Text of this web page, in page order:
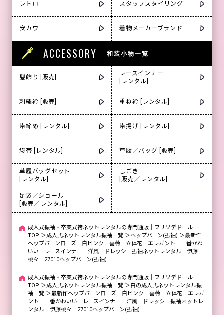
レトロ スタッフスタイリング
安カワ 着物メーカーブランド
ACCESSORY 和装小物一覧
髪飾り [販売]
レースインナー
[レンタル]
刺繍衿 [販売] 重ね衿 [レンタル]
帯締め [レンタル] 帯揚げ [レンタル]
袋帯 [レンタル] 草履／バッグ [販売]
草履バッグセット
[レンタル]
しごき
[販売／レンタル]
足袋／ショール
[販売／レンタル]
成人式振袖・卒業式袴ネットレンタルの専門通販｜フリソデドール
TOP ＞成人式ネットレンタル振袖一覧 ＞ヘップバーン(振袖) ＞最新作
ヘップバーンローズ 白ピンク 薔薇 立体花 エレガント 一番かわ
いい レースインナー 洋風 ドレッシー振袖ネットレンタル 伊藤
桃々 27010ヘップバーン(振袖)
成人式振袖・卒業式袴ネットレンタルの専門通販｜フリソデドール
TOP ＞成人式ネットレンタル振袖一覧 ＞白の成人式ネットレンタル振
袖一覧 ＞最新作ヘップバーンローズ 白ピンク 薔薇 立体花 エレガ
ント 一番かわいい レースインナー 洋風 ドレッシー振袖ネットレ
ンタル 伊藤桃々 27010ヘップバーン(振袖)